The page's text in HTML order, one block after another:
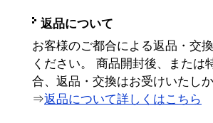
返品について
お客様のご都合による返品・交
ください。 商品開封後、または
合、返品・交換はお受けいたし
⇒返品について詳しくはこちら